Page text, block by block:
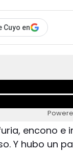
Cuyo en
encono e
Y hubo un